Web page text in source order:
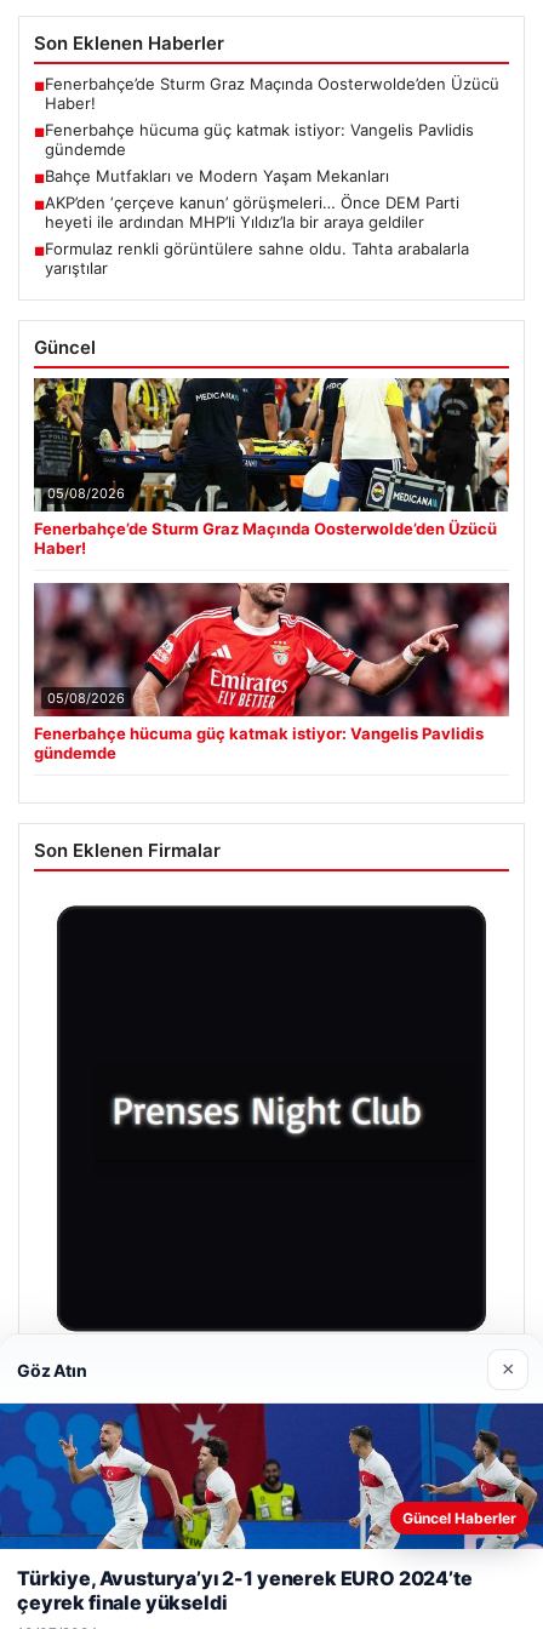
Son Eklenen Haberler
■Fenerbahçe’de Sturm Graz Maçında Oosterwolde’den Üzücü
Haber!
■Fenerbahçe hücuma güç katmak istiyor: Vangelis Pavlidis
gündemde
■Bahçe Mutfakları ve Modern Yaşam Mekanları
■AKP’den ‘çerçeve kanun’ görüşmeleri… Önce DEM Parti
heyeti ile ardından MHP’li Yıldız’la bir araya geldiler
■Formulaz renkli görüntülere sahne oldu. Tahta arabalarla
yarıştılar
Güncel
05/08/2026
Fenerbahçe’de Sturm Graz Maçında Oosterwolde’den Üzücü
Haber!
05/08/2026
Fenerbahçe hücuma güç katmak istiyor: Vangelis Pavlidis
gündemde
Son Eklenen Firmalar
Prenses Night Club
29/04/2026
© 2026 Haber Nehir
Web sitemizi nasıl kullandığınızı daha iyi anlayabilmek,
kullanıyoruz.Çerez Politikamız
Göz Atın ×
Güncel Haberler
Türkiye, Avusturya’yı 2-1 yenerek EURO 2024’te
çeyrek finale yükseldi